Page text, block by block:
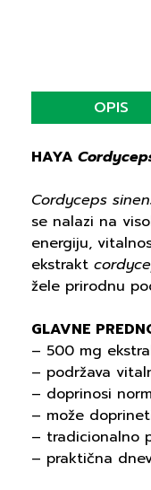
OPIS
HAYA
Cordyceps
se nalazi na
energiju,
ekstrakt
žele prirodnu
GLAVNE
– 500 mg
– podržava
– doprinosi
– može
– tradicionalno
– praktična